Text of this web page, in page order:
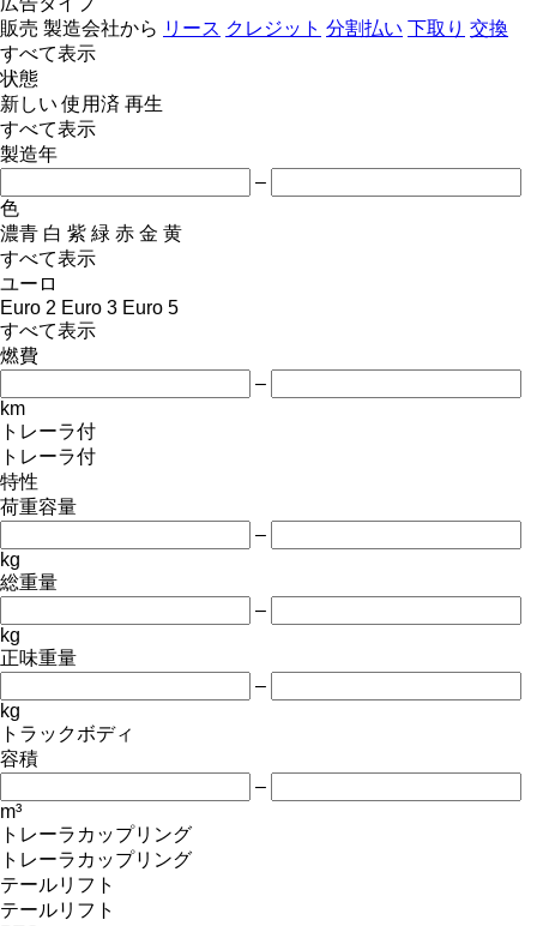
販売 製造会社から リース クレジット 分割払い 下取り 交換
すべて表示
状態
新しい 使用済 再生
すべて表示
製造年
–
色
濃青 白 紫 緑 赤 金 黄
すべて表示
ユーロ
Euro 2 Euro 3 Euro 5
すべて表示
燃費
–
km
トレーラ付
トレーラ付
特性
荷重容量
–
kg
総重量
–
kg
正味重量
–
kg
トラックボディ
容積
–
m³
トレーラカップリング
トレーラカップリング
テールリフト
テールリフト